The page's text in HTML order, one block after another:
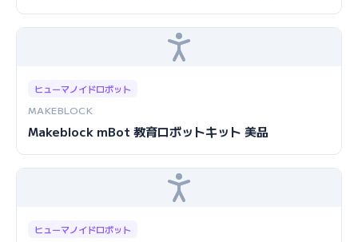
ヒューマノイドロボット
MAKEBLOCK
Makeblock mBot 教育ロボットキット 美品
ヒューマノイドロボット